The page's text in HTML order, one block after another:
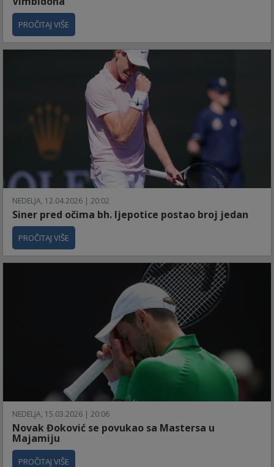
PROČITAJ VIŠE
NEDELJA, 12.04.2026 | 20:02
Siner pred očima bh. ljepotice postao broj jedan
PROČITAJ VIŠE
NEDELJA, 15.03.2026 | 20:06
Novak Đoković se povukao sa Mastersa u
Majamiju
PROČITAJ VIŠE